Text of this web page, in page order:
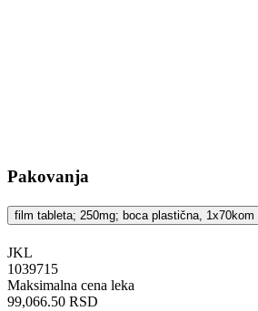
Pakovanja
film tableta; 250mg; boca plastična, 1x70kom
JKL
‍1039715
Maksimalna cena leka
99,066.50 RSD